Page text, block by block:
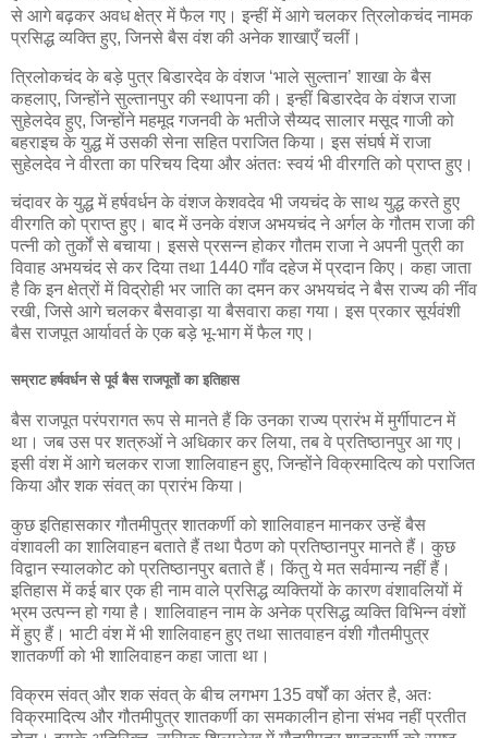
से आगे बढ़कर अवध क्षेत्र में फैल गए। इन्हीं में आगे चलकर त्रिलोकचंद नामक
प्रसिद्ध व्यक्ति हुए, जिनसे बैस वंश की अनेक शाखाएँ चलीं।
त्रिलोकचंद के बड़े पुत्र बिडारदेव के वंशज ‘भाले सुल्तान’ शाखा के बैस
कहलाए, जिन्होंने सुल्तानपुर की स्थापना की। इन्हीं बिडारदेव के वंशज राजा
सुहेलदेव हुए, जिन्होंने महमूद गजनवी के भतीजे सैय्यद सालार मसूद गाजी को
बहराइच के युद्ध में उसकी सेना सहित पराजित किया। इस संघर्ष में राजा
सुहेलदेव ने वीरता का परिचय दिया और अंततः स्वयं भी वीरगति को प्राप्त हुए।
चंदावर के युद्ध में हर्षवर्धन के वंशज केशवदेव भी जयचंद के साथ युद्ध करते हुए
वीरगति को प्राप्त हुए। बाद में उनके वंशज अभयचंद ने अर्गल के गौतम राजा की
पत्नी को तुर्कों से बचाया। इससे प्रसन्न होकर गौतम राजा ने अपनी पुत्री का
विवाह अभयचंद से कर दिया तथा 1440 गाँव दहेज में प्रदान किए। कहा जाता
है कि इन क्षेत्रों में विद्रोही भर जाति का दमन कर अभयचंद ने बैस राज्य की नींव
रखी, जिसे आगे चलकर बैसवाड़ा या बैसवारा कहा गया। इस प्रकार सूर्यवंशी
बैस राजपूत आर्यावर्त के एक बड़े भू-भाग में फैल गए।
सम्राट हर्षवर्धन से पूर्व बैस राजपूतों का इतिहास
बैस राजपूत परंपरागत रूप से मानते हैं कि उनका राज्य प्रारंभ में मुर्गीपाटन में
था। जब उस पर शत्रुओं ने अधिकार कर लिया, तब वे प्रतिष्ठानपुर आ गए।
इसी वंश में आगे चलकर राजा शालिवाहन हुए, जिन्होंने विक्रमादित्य को पराजित
किया और शक संवत् का प्रारंभ किया।
कुछ इतिहासकार गौतमीपुत्र शातकर्णी को शालिवाहन मानकर उन्हें बैस
वंशावली का शालिवाहन बताते हैं तथा पैठण को प्रतिष्ठानपुर मानते हैं। कुछ
विद्वान स्यालकोट को प्रतिष्ठानपुर बताते हैं। किंतु ये मत सर्वमान्य नहीं हैं।
इतिहास में कई बार एक ही नाम वाले प्रसिद्ध व्यक्तियों के कारण वंशावलियों में
भ्रम उत्पन्न हो गया है। शालिवाहन नाम के अनेक प्रसिद्ध व्यक्ति विभिन्न वंशों
में हुए हैं। भाटी वंश में भी शालिवाहन हुए तथा सातवाहन वंशी गौतमीपुत्र
शातकर्णी को भी शालिवाहन कहा जाता था।
विक्रम संवत् और शक संवत् के बीच लगभग 135 वर्षों का अंतर है, अतः
विक्रमादित्य और गौतमीपुत्र शातकर्णी का समकालीन होना संभव नहीं प्रतीत